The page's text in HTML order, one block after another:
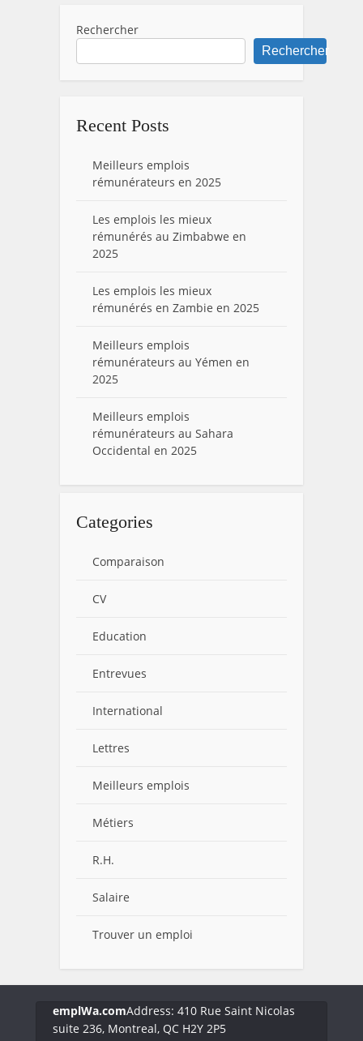
Rechercher
Rechercher
Recent Posts
Meilleurs emplois
rémunérateurs en 2025
Les emplois les mieux
rémunérés au Zimbabwe en
2025
Les emplois les mieux
rémunérés en Zambie en 2025
Meilleurs emplois
rémunérateurs au Yémen en
2025
Meilleurs emplois
rémunérateurs au Sahara
Occidental en 2025
Categories
Comparaison
CV
Education
Entrevues
International
Lettres
Meilleurs emplois
Métiers
R.H.
Salaire
Trouver un emploi
emplWa.comAddress: 410 Rue Saint Nicolas
suite 236, Montreal, QC H2Y 2P5